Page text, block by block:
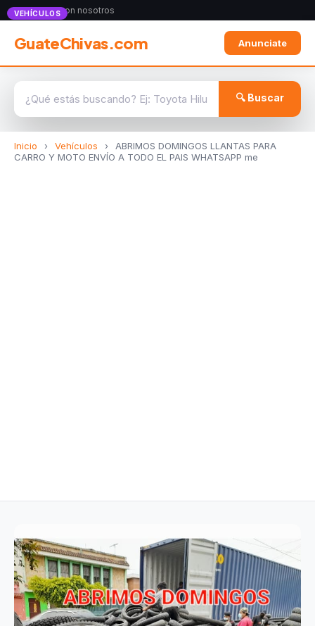
Anunciate con nosotros
GuateChivas.com Anunciate
🔍 Buscar
Inicio › Vehículos ›
ABRIMOS DOMINGOS LLANTAS PARA
CARRO Y MOTO ENVÍO A TODO EL PAIS WHATSAPP me
VEHÍCULOS